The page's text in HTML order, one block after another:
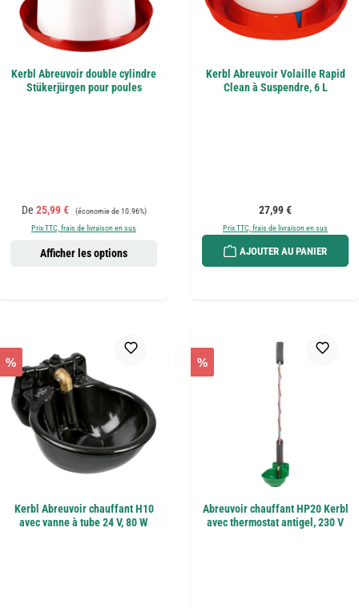
Kerbl Abreuvoir double cylindre
Stükerjürgen pour poules
Prix de vente :
De 25,99 € Prix régulier :
(économie de 10.96%)
Prix TTC, frais de livraison en sus
Afficher les options
Kerbl Abreuvoir Volaille Rapid
Clean à Suspendre, 6 L
Prix régulier :
27,99 €
Prix TTC, frais de livraison en sus
AJOUTER AU PANIER
%
Kerbl Abreuvoir chauffant H10
avec vanne à tube 24 V, 80 W
%
Abreuvoir chauffant HP20 Kerbl
avec thermostat antigel, 230 V